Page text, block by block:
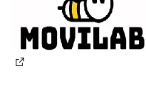
Nouvelle fenêtre